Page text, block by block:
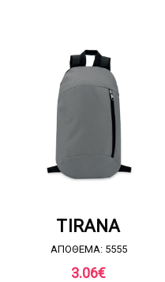
TIRANA
ΑΠΟΘΕΜΑ: 5555
3.06€